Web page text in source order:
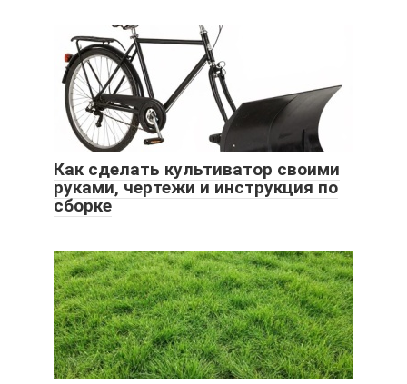
Как сделать культиватор своими
руками, чертежи и инструкция по
сборке